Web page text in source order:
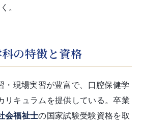
。
の特徴と資格
・現場実習が豊富で、口腔保健学
リキュラムを提供している。卒業
会福祉士の国家試験受験資格を取